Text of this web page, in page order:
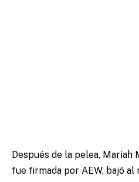
Después de la pelea, Mariah
fue firmada por AEW, bajó